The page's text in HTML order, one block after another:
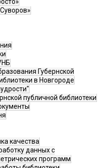
Губернской
в Новгороде
публичной библиотеки
качества
данных с
программ